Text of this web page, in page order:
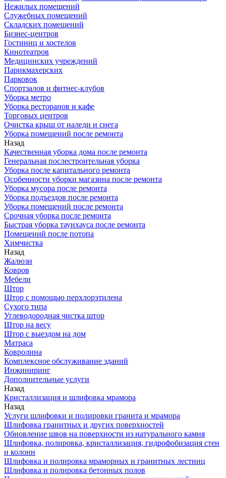
Нежилых помещений
Служебных помещений
Складских помещений
Бизнес-центров
Гостиниц и хостелов
Кинотеатров
Медицинских учреждений
Парикмахерских
Парковок
Спортзалов и фитнес-клубов
Уборка метро
Уборка ресторанов и кафе
Торговых центров
Очистка крыш от наледи и снега
Уборка помещений после ремонта
Назад
Качественная уборка дома после ремонта
Генеральная послестроительная уборка
Уборка после капитального ремонта
Особенности уборки магазина после ремонта
Уборка мусора после ремонта
Уборка подъездов после ремонта
Уборка помещений после ремонта
Срочная уборка после ремонта
Быстрая уборка таунхауса после ремонта
Помещений после потопа
Химчистка
Назад
Жалюзи
Ковров
Мебели
Штор
Штор с помощью перхлорэтилена
Сухого типа
Углеводородная чистка штор
Штор на весу
Штор с выездом на дом
Матраса
Ковролина
Комплексное обслуживание зданий
Инжиниринг
Дополнительные услуги
Назад
Кристаллизация и шлифовка мрамора
Назад
Услуги шлифовки и полировки гранита и мрамора
Шлифовка гранитных и других поверхностей
Обновление швов на поверхности из натурального камня
Шлифовка, полировка, кристаллизация, гидрофобизация стен
и колонн
Шлифовка и полировка мраморных и гранитных лестниц
Шлифовка и полировка бетонных полов